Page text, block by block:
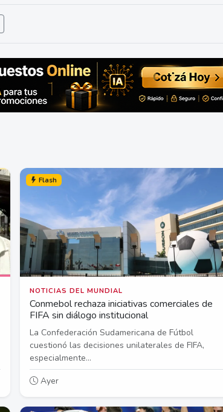
Flash
NOTICIAS DEL MUNDIAL
Conmebol rechaza iniciativas comerciales de
FIFA sin diálogo institucional
La Confederación Sudamericana de Fútbol
cuestionó las decisiones unilaterales de FIFA,
especialmente...
Ayer